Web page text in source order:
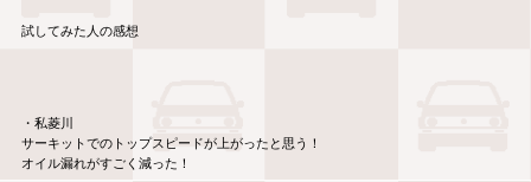
試してみた人の感想
・私菱川
サーキットでのトップスピードが上がったと思う！
オイル漏れがすごく減った！